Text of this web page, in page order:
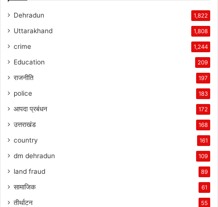
Dehradun 1,822
Uttarakhand 1,808
crime 1,244
Education 209
राजनीति 197
police 183
आपदा प्रबंधन 172
उत्तराखंड 168
country 161
dm dehradun 109
land fraud 89
सामाजिक 61
तीर्थाटन 55